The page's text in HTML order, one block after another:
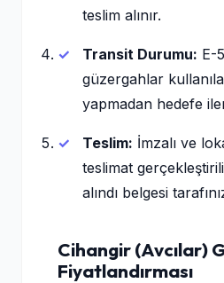
teslim alınır.
Transit Durumu: E-
güzergahlar
yapmadan hedefe
Teslim: İmzalı ve
teslimat
alındı belgesi
Cihangir (Avcılar)
Fiyatlandırması